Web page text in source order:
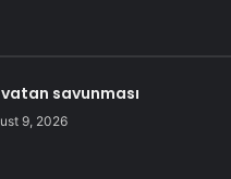
savunması
9, 2026